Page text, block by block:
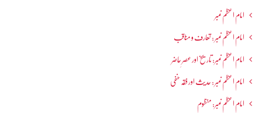
امام اعظم نمبر
امام اعظم نمبر : تعارف و مناقب
امام اعظم نمبر: تاریخ اور عصرِ حاضر
امام اعظم نمبر : حدیث اور فقہ حنفی
امام اعظم نمبر: منظوم